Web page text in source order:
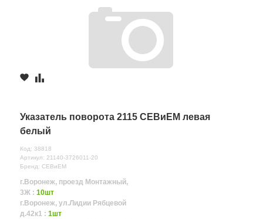
Указатель поворота 2115 СЕВиЕМ левая
белый
Код: 38818
Артикул: 21140-3726011-20
Бренд: СЕВиЕМ
г.Воронеж, проезд Монтажный,
3Ж : 10шт
г.Воронеж, ул.Лидии Рябцевой
д.42к1 : 1шт